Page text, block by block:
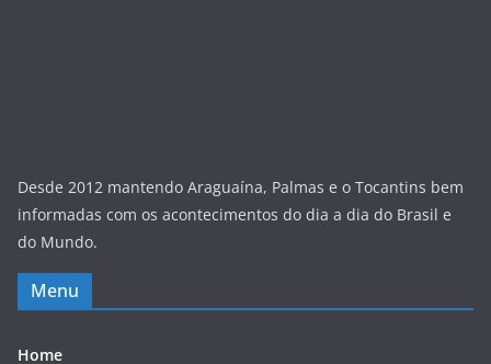
Desde 2012 mantendo Araguaína, Palmas e o Tocantins bem
informadas com os acontecimentos do dia a dia do Brasil e
do Mundo.
Menu
Home